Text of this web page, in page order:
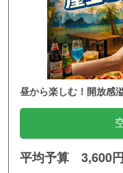
昼から楽しむ！開放感
平均予算 3,600円